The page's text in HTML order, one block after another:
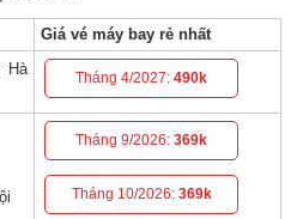
Giá vé máy bay rẻ nhất
Hà
Tháng 4/2027:490k
Tháng 9/2026:369k
Tháng 10/2026: 369k